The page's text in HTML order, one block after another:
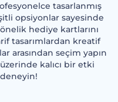
tasarlanmış
opsiyonlar sayesinde
hediye kartlarını
tasarımlardan kreatif
arasından seçim yapın
kalıcı bir etki
deneyin!